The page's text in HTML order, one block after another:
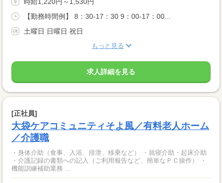
【勤務時間例】 8：30-17：30 9：00-17：00...
土曜日 日曜日 祝日
もっと見る
求人詳細を見る
[正社員]
大袋ケアコミュニティそよ風／有料老人ホーム
／介護職
・身体介助（食事、入浴、排泄、移乗など） ・就寝介助・起床介助
・介護記録の書類への記入（ご利用報告など、簡単なＰＣ操作） ・
機能訓練補助業務 ...